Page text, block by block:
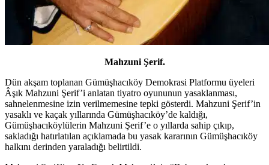
Mahzuni Şerif.
Dün akşam toplanan Gümüşhacıköy Demokrasi Platformu üyeleri
Âşık Mahzuni Şerif’i anlatan tiyatro oyununun yasaklanması,
sahnelenmesine izin verilmemesine tepki gösterdi. Mahzuni Şerif’in
yasaklı ve kaçak yıllarında Gümüşhacıköy’de kaldığı,
Gümüşhacıköylülerin Mahzuni Şerif’e o yıllarda sahip çıkıp,
sakladığı hatırlatılan açıklamada bu yasak kararının Gümüşhacıköy
halkını derinden yaraladığı belirtildi.